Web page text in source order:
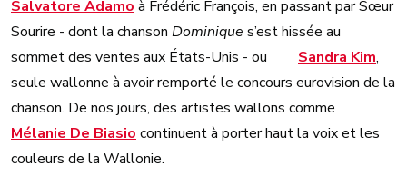
Salvatore Adamo à Frédéric François, en passant par Sœur
Sourire - dont la chanson Dominique s’est hissée au
sommet des ventes aux États-Unis - ou
Sandra Kim,
seule wallonne à avoir remporté le concours eurovision de la
chanson. De nos jours, des artistes wallons comme
Mélanie De Biasio continuent à porter haut la voix et les
couleurs de la Wallonie.